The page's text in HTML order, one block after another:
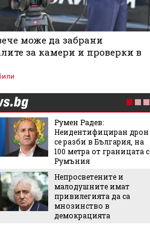
може да забрани
за камери и проверки в
Румен Радев:
Неидентифициран дрон
се разби в България, на
100 метра от границата с
Румъния
Непросветените и
малодушните имат
привилегията да са
мнозинство в
демокрацията